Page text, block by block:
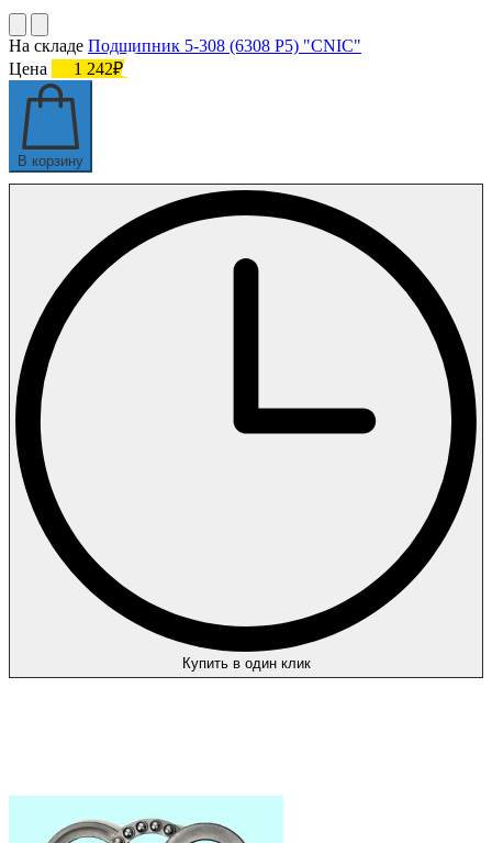
На складе Подшипник 5-308 (6308 P5) "CNIC"
Цена
1 242₽
В корзину
Купить в один клик